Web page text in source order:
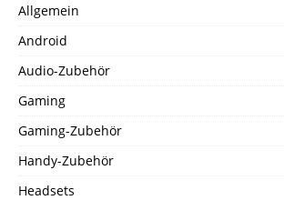
Allgemein
Android
Audio-Zubehör
Gaming
Gaming-Zubehör
Handy-Zubehör
Headsets